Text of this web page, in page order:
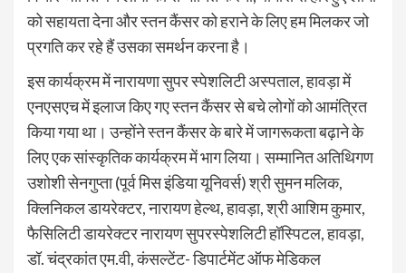
को सहायता देना और स्तन कैंसर को हराने के लिए हम मिलकर जो
प्रगति कर रहे हैं उसका समर्थन करना है।
इस कार्यक्रम में नारायणा सुपर स्पेशलिटी अस्पताल, हावड़ा में
एनएसएच में इलाज किए गए स्तन कैंसर से बचे लोगों को आमंत्रित
किया गया था। उन्होंने स्तन कैंसर के बारे में जागरूकता बढ़ाने के
लिए एक सांस्कृतिक कार्यक्रम में भाग लिया। सम्मानित अतिथिगण
उशोशी सेनगुप्ता (पूर्व मिस इंडिया यूनिवर्स) श्री सुमन मलिक,
क्लिनिकल डायरेक्टर, नारायण हेल्थ, हावड़ा, श्री आशिम कुमार,
फैसिलिटी डायरेक्टर नारायण सुपरस्पेशलिटी हॉस्पिटल, हावड़ा,
डॉ. चंद्रकांत एम.वी, कंसल्टेंट- डिपार्टमेंट ऑफ मेडिकल